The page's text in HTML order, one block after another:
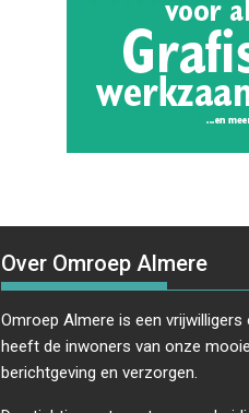
Over Omroep Almere
Omroep Almere is een
heeft de inwoners van onze
berichtgeving en verzorgen.